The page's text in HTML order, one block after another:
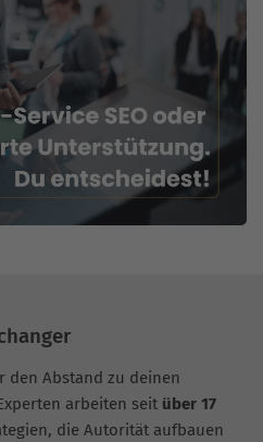
den Abstand zu deinen
arbeiten seit über 17
die Autorität aufbauen